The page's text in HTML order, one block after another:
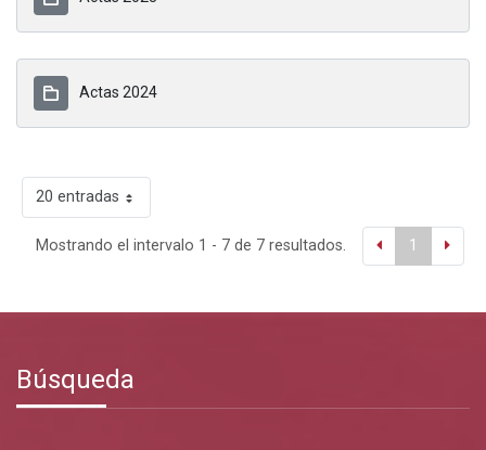
Actas 2024
20 entradas
Mostrando el intervalo 1 - 7 de 7 resultados. 1
Búsqueda